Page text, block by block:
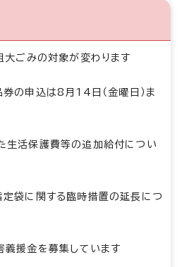
ごみの対象が変わります
券の申込は8月14日（金曜日）ま
生活保護費等の追加給付につい
定袋に関する臨時措置の延長につ
援金を募集しています